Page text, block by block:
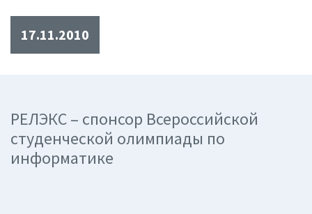
17.11.2010
РЕЛЭКС – спонсор Всероссийской
студенческой олимпиады по
информатике